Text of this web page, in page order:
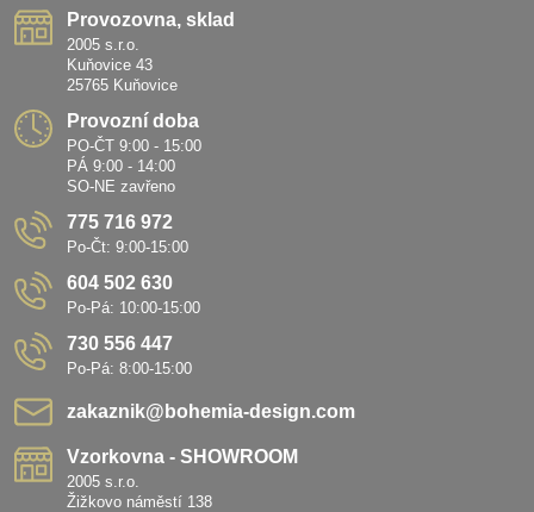
Provozovna, sklad
2005 s.r.o.
Kuňovice 43
25765 Kuňovice
Provozní doba
PO-ČT 9:00 - 15:00
PÁ 9:00 - 14:00
SO-NE zavřeno
775 716 972
Po-Čt: 9:00-15:00
604 502 630
Po-Pá: 10:00-15:00
730 556 447
Po-Pá: 8:00-15:00
zakaznik​@bohemia-design​.com
Vzorkovna - SHOWROOM
2005 s.r.o.
Žižkovo náměstí 138